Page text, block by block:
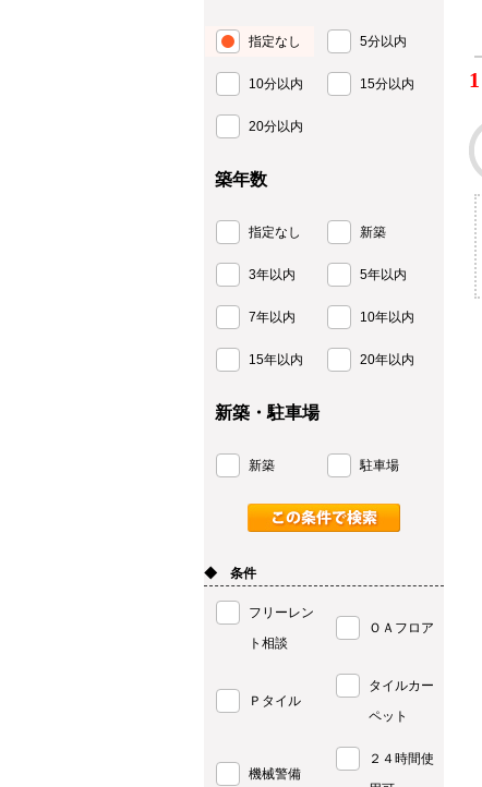
1
指定なし 5分以内
10分以内 15分以内
20分以内
築年数
指定なし 新築
3年以内 5年以内
7年以内 10年以内
15年以内 20年以内
新築・駐車場
新築 駐車場
◆ 条件
フリーレン
ト相談
ＯＡフロア
Ｐタイル
タイルカー
ペット
機械警備
２４時間使